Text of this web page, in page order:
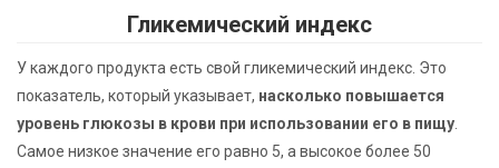
Гликемический индекс
У каждого продукта есть свой гликемический индекс. Это
показатель, который указывает, насколько повышается
уровень глюкозы в крови при использовании его в пищу
Самое низкое значение его равно 5, а высокое более 50